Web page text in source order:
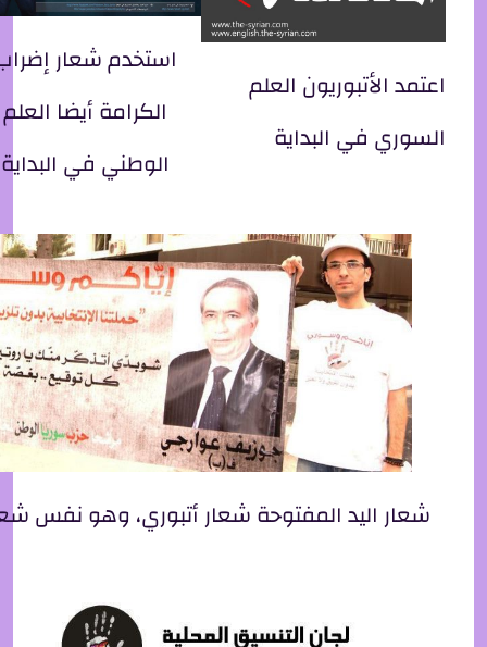
اعتمد الأتبوريون العلم
السوري في البداية
استخدم شعار
الكرامة أيضا العلم
الوطني في البداية
شعار اليد المفتوحة شعار أتبوري، وهو نفس